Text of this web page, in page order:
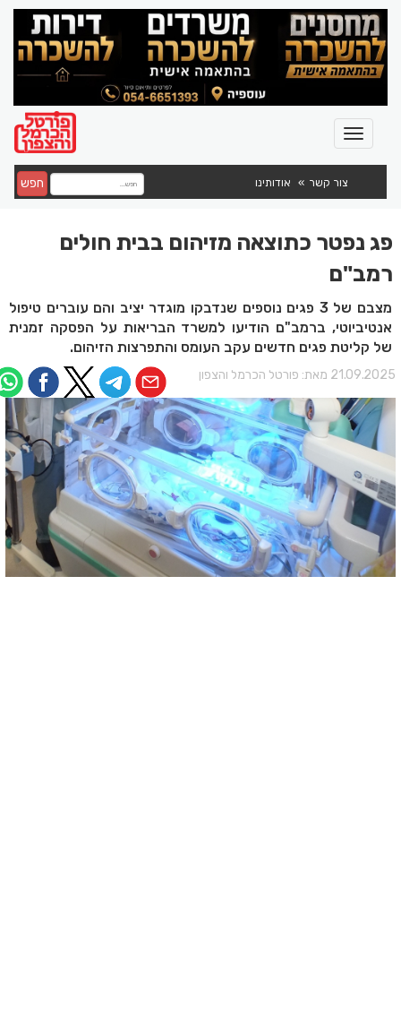
צור קשר אודותינו חפש
פג נפטר כתוצאה מזיהום בבית חולים
רמב"ם
מצבם של 3 פגים נוספים שנדבקו מוגדר יציב והם עוברים טיפול
אנטיביוטי, ברמב"ם הודיעו למשרד הבריאות על הפסקה זמנית
של קליטת פגים חדשים עקב העומס והתפרצות הזיהום.
מאת: פורטל הכרמל והצפון